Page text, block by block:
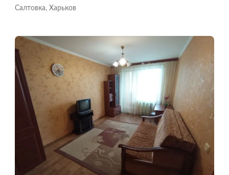
Салтовка, Харьков